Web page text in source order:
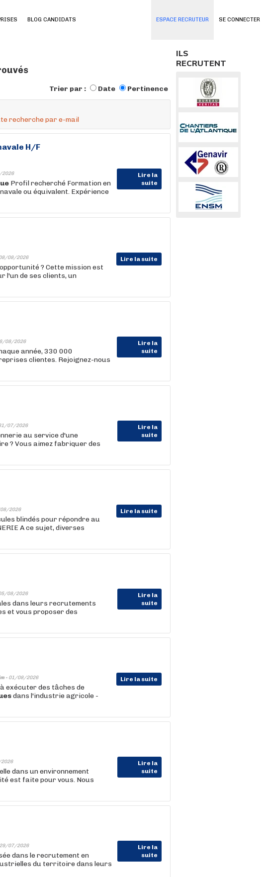
SE CONNECTER
BLOG CANDIDATS ESPACE RECRUTEUR
Trier par : Date Pertinence
recherche par e-mail
H/F
Lire la
suite
Profil recherché Formation en
ou équivalent. Expérience
08/2026 Lire la suite
? Cette mission est
l'un de ses clients, un
08/2026
Lire la
suite
année, 330 000
clientes. Rejoignez-nous
07/2026
Lire la
suite
au service d'une
? Vous aimez fabriquer des
2026 Lire la suite
blindés pour répondre au
A ce sujet, diverses
08/2026
Lire la
suite
dans leurs recrutements
et vous proposer des
- 01/08/2026 Lire la suite
exécuter des tâches de
dans l'industrie agricole -
Lire la
suite
dans un environnement
est faite pour vous. Nous
29/07/2026
Lire la
suite
dans le recrutement en
du territoire dans leurs
ILS
RECRUTENT